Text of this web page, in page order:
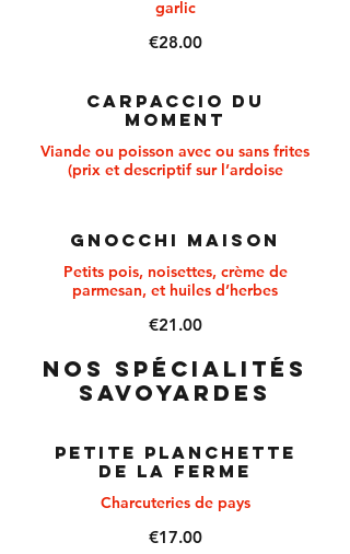
garlic
€28.00
CARPACCIO DU
MOMENT
Viande ou poisson avec ou sans frites
(prix et descriptif sur l’ardoise
GNOCCHI MAISON
Petits pois, noisettes, crème de
parmesan, et huiles d’herbes
€21.00
NOS SPÉCIALITÉS
SAVOYARDES
PETITE PLANCHETTE
DE LA FERME
Charcuteries de pays
€17.00